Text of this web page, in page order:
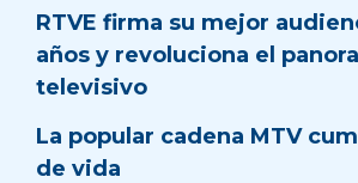
RTVE firma su mejor
años y revoluciona el
televisivo
La popular cadena MTV
de vida